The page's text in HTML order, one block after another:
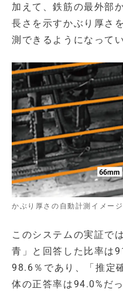
加えて、鉄筋の最外部
長さを示すかぶり厚さ
測できるようになってい
かぶり厚さの自動計測イメージ
このシステムの実証で
青」と回答した比率は
98.6％であり、「推定
体の正答率は94.0%だっ